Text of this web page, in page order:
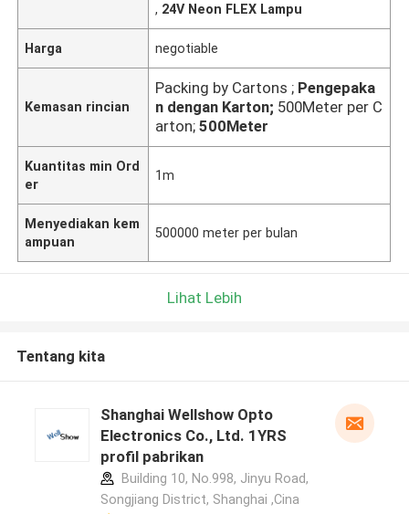
, 24V Neon FLEX Lampu
Harga negotiable
Kemasan rincian
Packing by Cartons ; Pengepaka
n dengan Karton; 500Meter per C
arton; 500Meter
Kuantitas min Ord
er
1m
Menyediakan kem
ampuan
500000 meter per bulan
Lihat Lebih
Tentang kita
Shanghai Wellshow Opto
Electronics Co., Ltd. 1YRS
profil pabrikan
Building 10, No.998, Jinyu Road,
Songjiang District, Shanghai ,Cina